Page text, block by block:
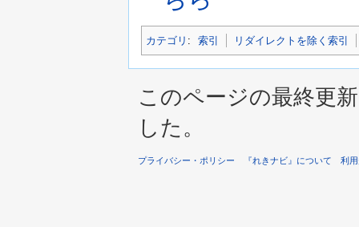
カテゴリ : 索引 リダイレクトを除く索引
このページの最終更
した。
プライバシー・ポリシー 『れきナビ』について 利